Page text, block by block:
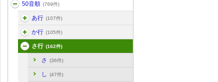
50音順 (769件)
あ行 (107件)
か行 (105件)
さ行 (162件)
さ (36件)
し (47件)